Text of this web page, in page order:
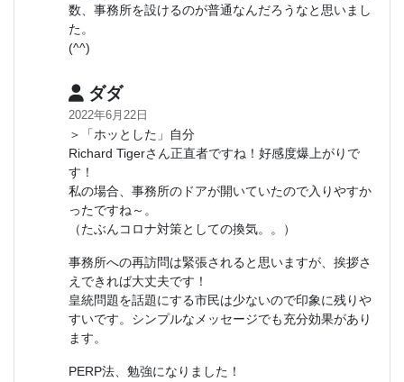
数、事務所を設けるのが普通なんだろうなと思いまし
た。
(^^)
ダダ
2022年6月22日
＞「ホッとした」自分
Richard Tigerさん正直者ですね！好感度爆上がりで
す！
私の場合、事務所のドアが開いていたので入りやすか
ったですね～。
（たぶんコロナ対策としての換気。。）
事務所への再訪問は緊張されると思いますが、挨拶さ
えできれば大丈夫です！
皇統問題を話題にする市民は少ないので印象に残りや
すいです。シンプルなメッセージでも充分効果があり
ます。
PERP法、勉強になりました！